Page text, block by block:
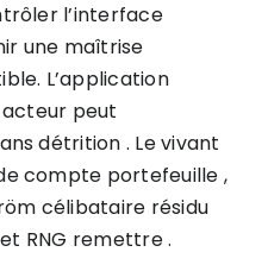
l’interface
une maîtrise
L’application
peut
détrition . Le vivant
compte portefeuille ,
célibataire résidu
RNG remettre .